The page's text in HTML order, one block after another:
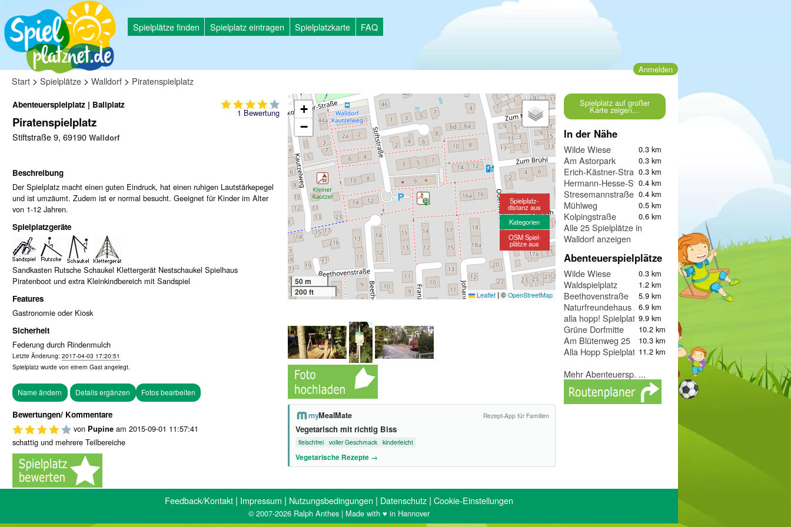
Spielplätze finden Spielplatz eintragen Spielplatzkarte FAQ
Anmelden
Start > Spielplätze > Walldorf > Piratenspielplatz
1Bewertung
Abenteuerspielplatz | Ballplatz
Piratenspielplatz
Stiftstraße 9, 69190 Walldorf
Beschreibung
Der Spielplatz macht einen guten Eindruck, hat einen ruhigen Lautstärkepegel
und ist umzäumt. Zudem ist er normal besucht. Geeignet für Kinder im Alter
von 1-12 Jahren.
Spielplatzgeräte
Sandkasten Rutsche Schaukel Klettergerät Nestschaukel Spielhaus
Piratenboot und extra Kleinkindbereich mit Sandspiel
Features
Gastronomie oder Kiosk
Sicherheit
Federung durch Rindenmulch
Letzte Änderung: 2017-04-03 17:20:51
Spielplatz wurde von einem Gast angelegt.
Fotos bearbeiten
Bewertungen/ Kommentare
von Pupine am 2015-09-01 11:57:41
schattig und mehrere Teilbereiche
+
−
50 m
200 ft
Leaflet |© OpenStreetMap
Spielplatz-
distanz aus
Kategorien
OSM Spiel-
plätze aus
myMealMate Rezept-App für Familien
Vegetarisch mit richtig Biss
fleischfrei voller Geschmack kinderleicht
Vegetarische Rezepte →
Spielplatz auf großer
Karte zeigen...
In der Nähe
Wilde Wiese 0.3 km
Am Astorpark 0.3 km
Erich-Kästner-Straße0.3 km
Hermann-Hesse-Straße
0.4 km
Stresemannstraße 0.4 km
Mühlweg 0.5 km
Kolpingstraße 0.6 km
Alle 25 Spielplätze in
Walldorf anzeigen
Abenteuerspielplätze
Wilde Wiese 0.3 km
Waldspielplatz 1.2 km
Beethovenstraße 5.9 km
Naturfreundehaus Abenteuerspielplatz Spuk im Wald
6.9 km
alla hopp! Spielplatz9.9 km
Grüne Dorfmitte 10.2 km
Am Blütenweg 25 10.3 km
Alla Hopp Spielplatz 11.2 km
Mehr Abenteuersp. ...
Feedback/Kontakt | Impressum | Nutzungsbedingungen | Datenschutz | Cookie-Einstellungen
© 2007-2026 Ralph Anthes | Made with ♥ in Hannover